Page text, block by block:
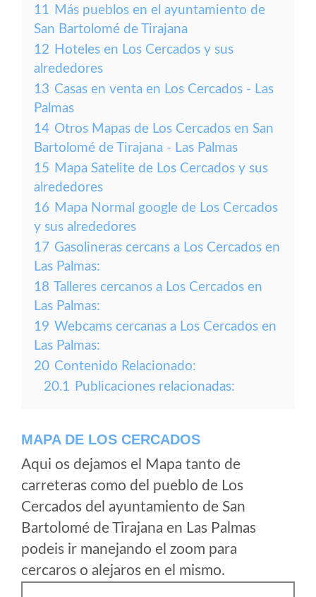
11 Más pueblos en el ayuntamiento de
San Bartolomé de Tirajana
12 Hoteles en Los Cercados y sus
alrededores
13 Casas en venta en Los Cercados - Las
Palmas
14 Otros Mapas de Los Cercados en San
Bartolomé de Tirajana - Las Palmas
15 Mapa Satelite de Los Cercados y sus
alrededores
16 Mapa Normal google de Los Cercados
y sus alrededores
17 Gasolineras cercans a Los Cercados en
Las Palmas:
18 Talleres cercanos a Los Cercados en
Las Palmas:
19 Webcams cercanas a Los Cercados en
Las Palmas:
20 Contenido Relacionado:
20.1 Publicaciones relacionadas:
MAPA DE LOS CERCADOS
Aqui os dejamos el Mapa tanto de
carreteras como del pueblo de Los
Cercados del ayuntamiento de San
Bartolomé de Tirajana en Las Palmas
podeis ir manejando el zoom para
cercaros o alejaros en el mismo.